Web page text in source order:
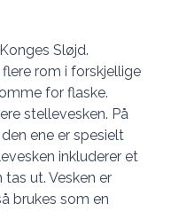
Sløjd.
rom i forskjellige
for flaske.
stellevesken. På
ene er spesielt
inkluderer et
ut. Vesken er
brukes som en